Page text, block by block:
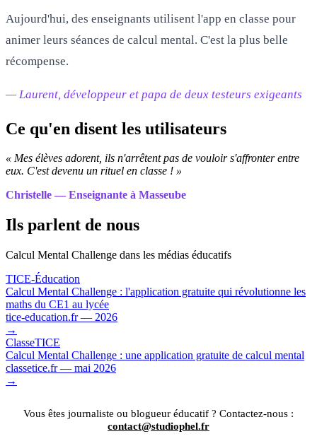
Aujourd'hui, des enseignants utilisent l'app en classe pour
animer leurs séances de calcul mental. C'est la plus belle
récompense.
— Laurent, développeur et papa de deux testeurs exigeants
Ce qu'en disent les utilisateurs
« Mes élèves adorent, ils n'arrêtent pas de vouloir s'affronter entre
eux. C'est devenu un rituel en classe ! »
Christelle — Enseignante à Masseube
Ils parlent de nous
Calcul Mental Challenge dans les médias éducatifs
TICE-Éducation
Calcul Mental Challenge : l'application gratuite qui révolutionne les
maths du CE1 au lycée
tice-education.fr — 2026
→
ClasseTICE
Calcul Mental Challenge : une application gratuite de calcul mental
classetice.fr — mai 2026
→
Vous êtes journaliste ou blogueur éducatif ? Contactez-nous :
contact@studiophel.fr